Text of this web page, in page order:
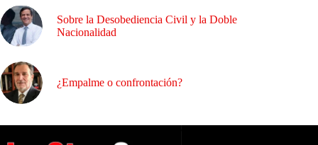
Sobre la Desobediencia Civil y la Doble
Nacionalidad
¿Empalme o confrontación?